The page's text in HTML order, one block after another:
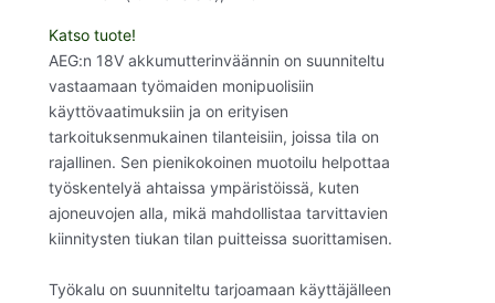
Katso tuote!
AEG:n 18V akkumutterinväännin on suunniteltu
vastaamaan työmaiden monipuolisiin
käyttövaatimuksiin ja on erityisen
tarkoituksenmukainen tilanteisiin, joissa tila on
rajallinen. Sen pienikokoinen muotoilu helpottaa
työskentelyä ahtaissa ympäristöissä, kuten
ajoneuvojen alla, mikä mahdollistaa tarvittavien
kiinnitysten tiukan tilan puitteissa suorittamisen.
Työkalu on suunniteltu tarjoamaan käyttäjälleen